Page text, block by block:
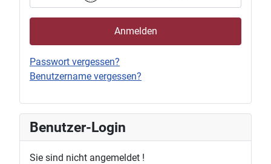
Anmelden
Passwort vergessen?
Benutzername vergessen?
Benutzer-Login
Sie sind nicht angemeldet !